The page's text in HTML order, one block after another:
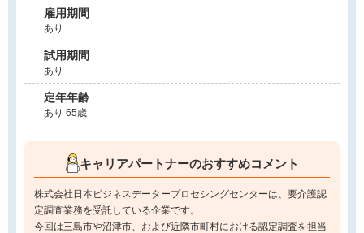
雇用期間
あり
試用期間
あり
定年年齢
あり 65歳
キャリアパートナーのおすすめコメント
株式会社日本ビジネスデータープロセシングセンターは、要介護認
定調査業務を受託している企業です。
今回は三島市や沼津市、および近隣市町村における認定調査を担当